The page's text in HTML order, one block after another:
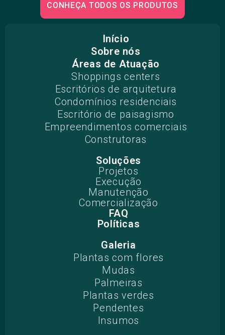
CONHEÇA TODOS OS PRODUTOS
Início
Sobre nós
Áreas de Atuação
Shoppings centers
Escritórios de arquitetura
Condomínios residenciais
Escritório de paisagismo
Empreendimentos comerciais
Construtoras
Soluções
Projetos
Execução
Manutenção
Comercialização
FAQ
Políticas
Galeria
Plantas com flores
Mudas
Palmeiras
Plantas verdes
Pendentes
Insumos